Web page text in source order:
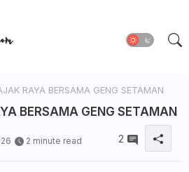
RAYA BERSAMA GENG SETAMAN
BERSAMA GENG SETAMAN
2 minute read 2